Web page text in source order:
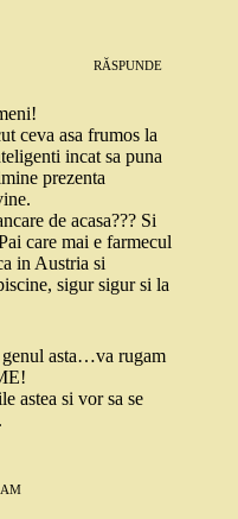
RĂSPUNDE
ceva asa frumos la
incat sa puna
prezenta
de acasa??? Si
care mai e farmecul
in Austria si
sigur sigur si la
genul asta…va rugam
astea si vor sa se